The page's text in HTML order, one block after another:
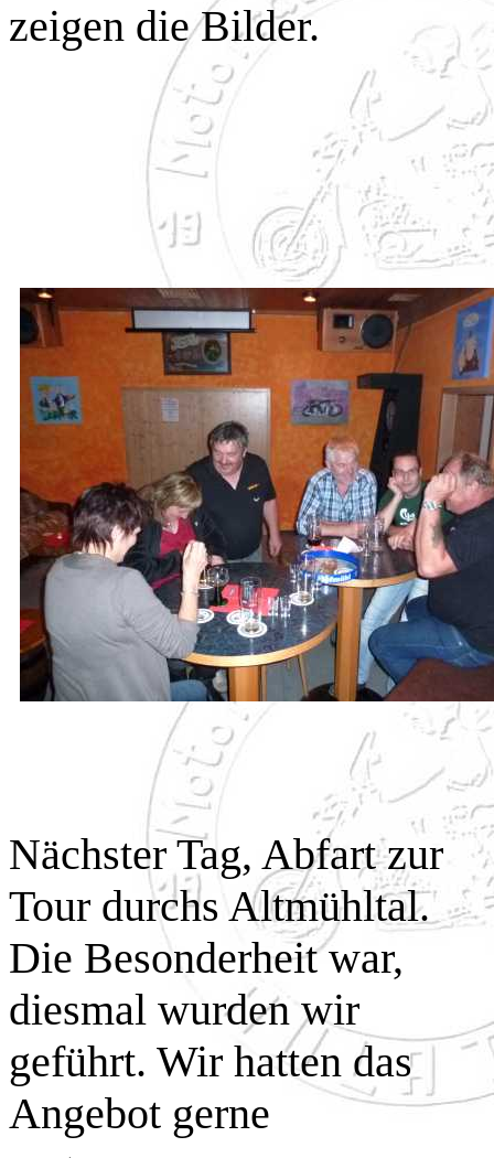
zeigen die Bilder.
Nächster Tag, Abfart zur
Tour durchs Altmühltal.
Die Besonderheit war,
diesmal wurden wir
geführt. Wir hatten das
Angebot gerne